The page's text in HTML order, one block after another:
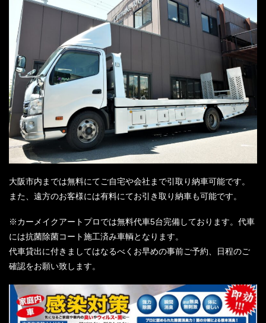
大阪市内までは無料にてご自宅や会社まで引取り納車可能です。
また、遠方のお客様には有料にてお引き取り納車も可能です。
※カーメイクアートプロでは無料代車5台完備しております。代車
には抗菌除菌コート施工済み車輌となります。
代車貸出に付きましてはなるべくお早めの事前ご予約、日程のご
確認をお願い致します。